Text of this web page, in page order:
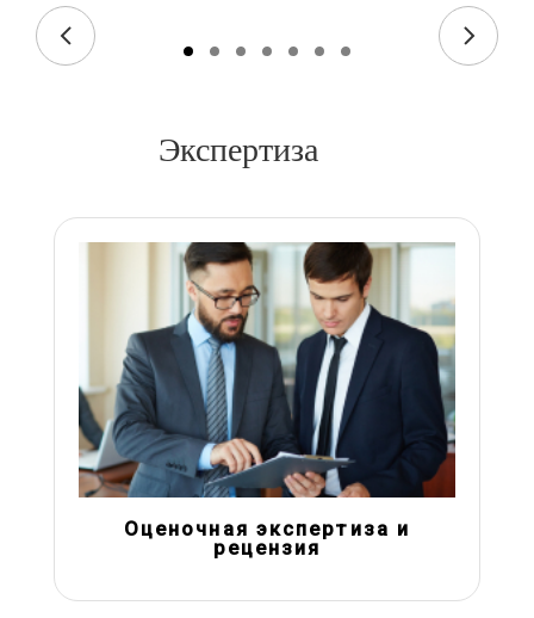
Экспертиза
Оценочная экспертиза и
рецензия